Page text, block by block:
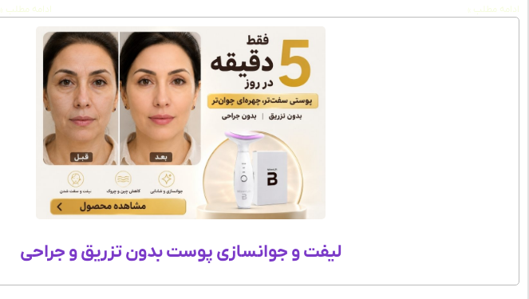
ادامه مطلب » ادامه مطلب »
لیفت و جوانسازی پوست بدون تزریق و جراحی